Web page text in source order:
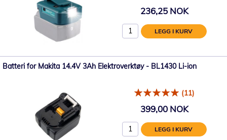
236,25 NOK
LEGG I KURV
Batteri for Makita 14.4V 3Ah Elektroverktøy - BL1430 Li-ion
(11)
399,00 NOK
LEGG I KURV